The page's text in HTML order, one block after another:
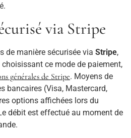
via Stripe
de manière sécurisée via Stripe,
ce mode de paiement,
générales de Stripe. Moyens de
bancaires (Visa, Mastercard,
options affichées lors du
débit est effectué au moment de